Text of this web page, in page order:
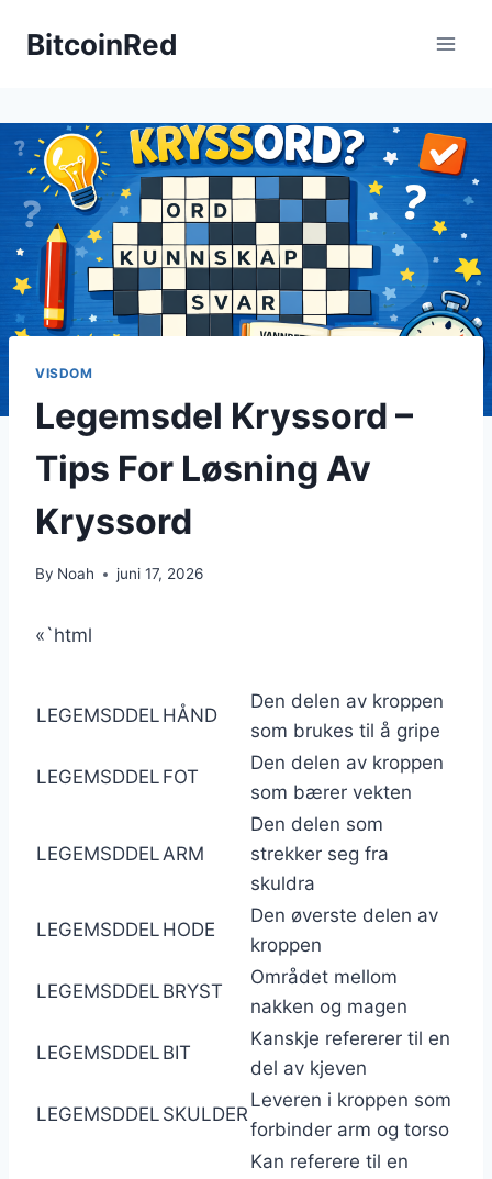
BitcoinRed
VISDOM
Legemsdel Kryssord –
Tips For Løsning Av
Kryssord
By Noah juni 17, 2026
«`html
LEGEMSDDEL HÅND
Den delen av kroppen
som brukes til å gripe
LEGEMSDDEL FOT
Den delen av kroppen
som bærer vekten
LEGEMSDDELARM
Den delen som
strekker seg fra
skuldra
LEGEMSDDEL HODE
Den øverste delen av
kroppen
LEGEMSDDEL BRYST
Området mellom
nakken og magen
LEGEMSDDEL BIT
Kanskje refererer til en
del av kjeven
LEGEMSDDEL SKULDER
Leveren i kroppen som
forbinder arm og torso
Kan referere til en